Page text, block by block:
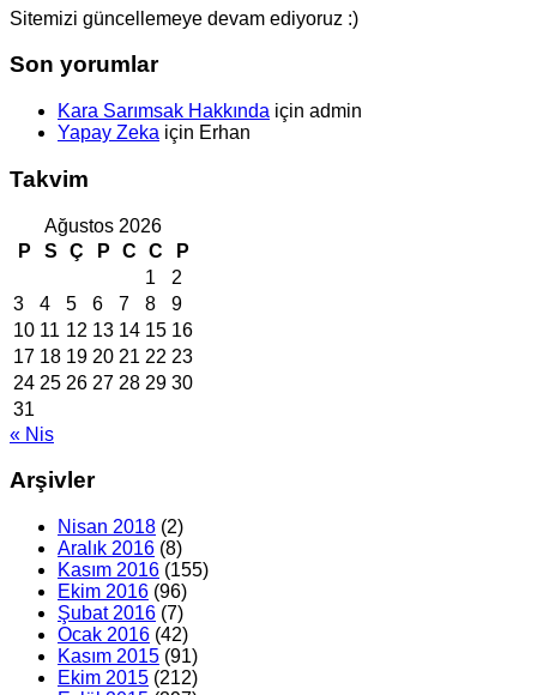
Sitemizi güncellemeye devam ediyoruz :)
Son yorumlar
Kara Sarımsak Hakkında için admin
Yapay Zeka için Erhan
Takvim
Ağustos 2026
P
S Ç P C C
P
1
2
3
4 5 6 7 8
9
10 11 12 13 14 15 16
17 18 19 20 21 22 23
24 25 26 27 28 29 30
31
« Nis
Arşivler
Nisan 2018 (2)
Aralık 2016 (8)
Kasım 2016 (155)
Ekim 2016 (96)
Şubat 2016 (7)
Ocak 2016 (42)
Kasım 2015 (91)
Ekim 2015 (212)